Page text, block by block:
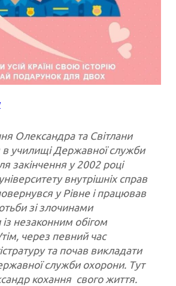
Олександра та Світлани
в училищі Державної служби
закінчення у 2002 році
внутрішніх справ
у Рівне і працював
зі злочинами
незаконним обігом
через певний час
та почав викладати
служби охорони. Тут
кохання свого життя.